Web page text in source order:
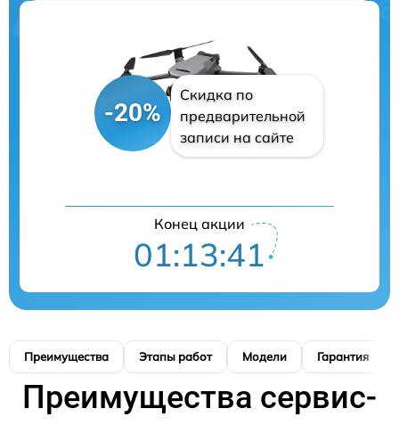
-20%
Скидка по
предварительной
записи на сайте
Конец акции
01:13:40
Преимущества Этапы работ Модели Гарантия
Преимущества сервис-